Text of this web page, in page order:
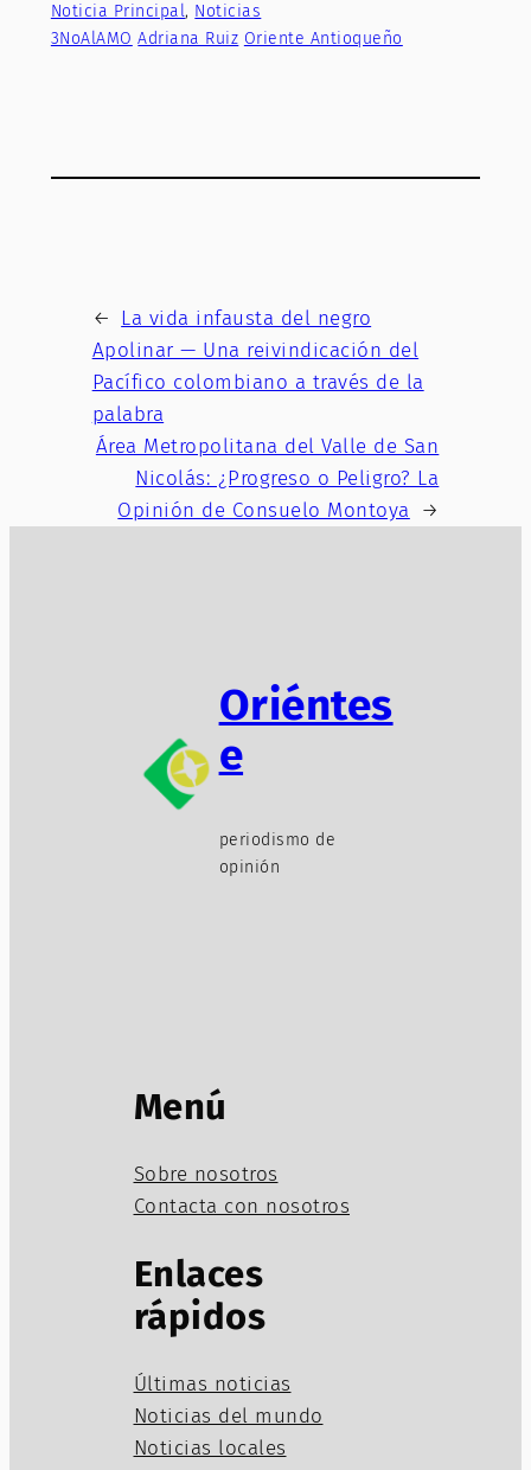
Noticia Principal, Noticias
3NoAlAMO Adriana Ruiz Oriente Antioqueño
← La vida infausta del negro
Apolinar — Una reivindicación del
Pacífico colombiano a través de la
palabra
Área Metropolitana del Valle de San
Nicolás: ¿Progreso o Peligro? La
Opinión de Consuelo Montoya
→
Oriéntes
e
periodismo de
opinión
Menú
Sobre nosotros
Contacta con nosotros
Enlaces
rápidos
Últimas noticias
Noticias del mundo
Noticias locales